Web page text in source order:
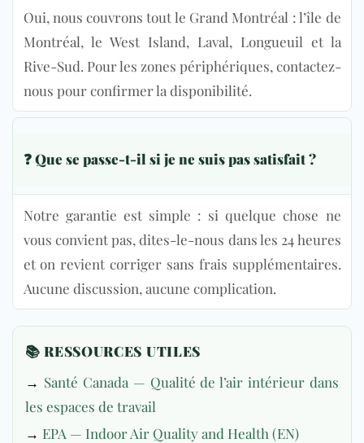
Oui, nous couvrons tout le Grand Montréal : l’île de
Montréal, le West Island, Laval, Longueuil et la
Rive-Sud. Pour les zones périphériques, contactez-
nous pour confirmer la disponibilité.
❓ Que se passe-t-il si je ne suis pas satisfait ?
Notre garantie est simple : si quelque chose ne
vous convient pas, dites-le-nous dans les 24 heures
et on revient corriger sans frais supplémentaires.
Aucune discussion, aucune complication.
📚 RESSOURCES UTILES
→ Santé Canada — Qualité de l’air intérieur dans
les espaces de travail
→ EPA — Indoor Air Quality and Health (EN)